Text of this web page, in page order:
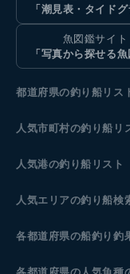
「潮見表・タイドグ
魚図鑑サイト
「写真から探せる魚
都道府県の釣り船リス
人気市町村の釣り船リ
人気港の釣り船リスト
人気エリアの釣り船検
各都道府県の船釣り釣